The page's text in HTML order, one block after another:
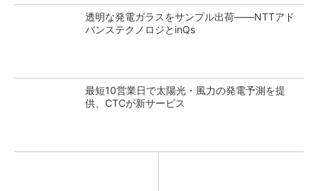
透明な発電ガラスをサンプル出荷――NTTアド
バンステクノロジとinQs
最短10営業日で太陽光・風力の発電予測を提
供、CTCが新サービス